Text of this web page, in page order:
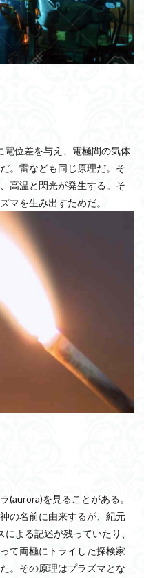
電位差を与え、電極間の気体
。雷なども同じ原理だ。そ
高温と閃光が発生する。そ
マを生み出すためだ。
(aurora)を見ることがある。
の名前に由来するが、紀元
よる記述が残っていたり、
て両極にトライした探検家
。その原理はプラズマとな